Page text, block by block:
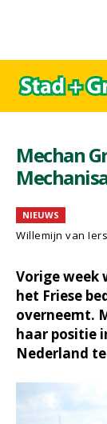
Mechan
NIEUWS
Willemijn van
Vorige week
het Friese
overneemt.
haar positie
Nederland